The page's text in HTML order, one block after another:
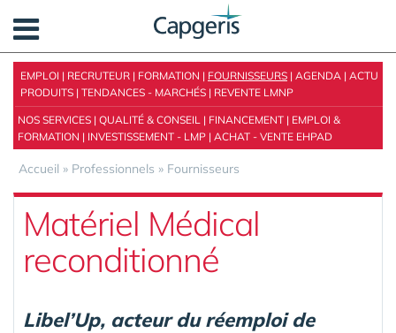
EMPLOI | RECRUTEUR | FORMATION | FOURNISSEURS | AGENDA | ACTU
PRODUITS | TENDANCES - MARCHÉS | REVENTE LMNP
NOS SERVICES | QUALITÉ & CONSEIL | FINANCEMENT | EMPLOI &
FORMATION | INVESTISSEMENT - LMP | ACHAT - VENTE EHPAD
Accueil » Professionnels » Fournisseurs
Matériel Médical
reconditionné
Libel’Up, acteur du réemploi de
Panneau de gestion des cookies